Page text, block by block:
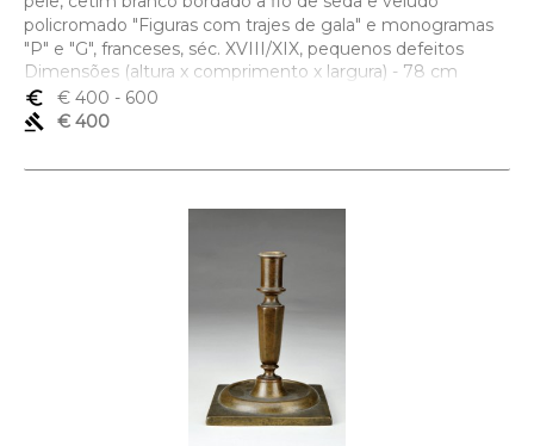
policromado "Figuras com trajes de gala" e monogramas
"P" e "G", franceses, séc. XVIII/XIX, pequenos defeitos
Dimensões (altura x comprimento x largura) - 78 cm
euro_symbol
€ 400 - 600
gavel
€ 400